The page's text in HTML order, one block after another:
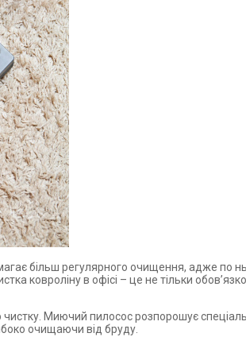
більш регулярного очищення, адже по
ковроліну в офісі – це не тільки
Миючий пилосос розпорошує
очищаючи від бруду.